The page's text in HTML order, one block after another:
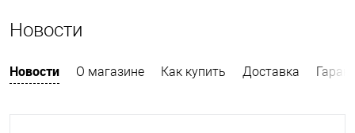
Новости
Новости О магазине Как купить Доставка